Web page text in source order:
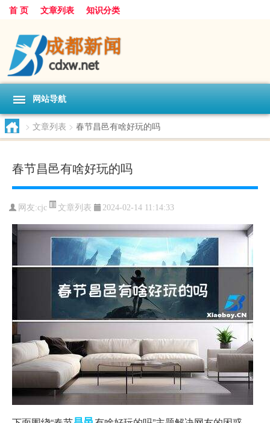
首 页 文章列表 知识分类
网站导航
> 文章列表 > 春节昌邑有啥好玩的吗
春节昌邑有啥好玩的吗
网友:cjc 文章列表 2024-02-14 11:14:33